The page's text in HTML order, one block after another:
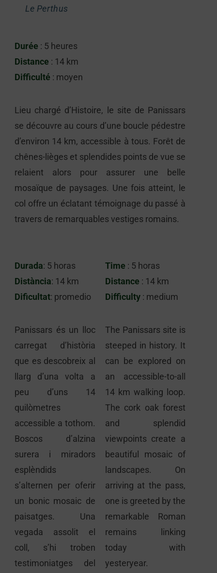
Le Perthus
Durée : 5 heures
Distance : 14 km
Difficulté : moyen
Lieu chargé d’Histoire, le site de Panissars
se découvre au cours d’une boucle pédestre
d’environ 14 km, accessible à tous. Forêt de
chênes-lièges et splendides points de vue se
relaient alors pour assurer une belle
mosaïque de paysages. Une fois atteint, le
col offre un éclatant témoignage du passé à
travers de remarquables vestiges romains.
Durada: 5 horas
Distància: 14 km
Dificultat: promedio
Panissars és un lloc
carregat d’història
que es descobreix al
llarg d’una volta a
peu d’uns 14
quilòmetres
accessible a tothom.
Boscos d’alzina
surera i miradors
esplèndids
s’alternen per oferir
un bonic mosaic de
paisatges. Una
vegada assolit el
coll, s’hi troben
testimoniatges del
Time : 5 horas
Distance : 14 km
Difficulty: medium
The Panissars site is
steeped in history. It
can be explored on
an accessible-to-all
14 km walking loop.
The cork oak forest
and splendid
viewpoints create a
beautiful mosaic of
landscapes. On
arriving at the pass,
one is greeted by the
remarkable Roman
remains linking
today with
yesteryear.